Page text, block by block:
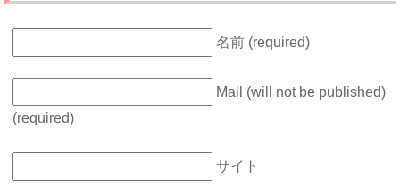
名前 (required)
Mail (will not be published)
(required)
サイト